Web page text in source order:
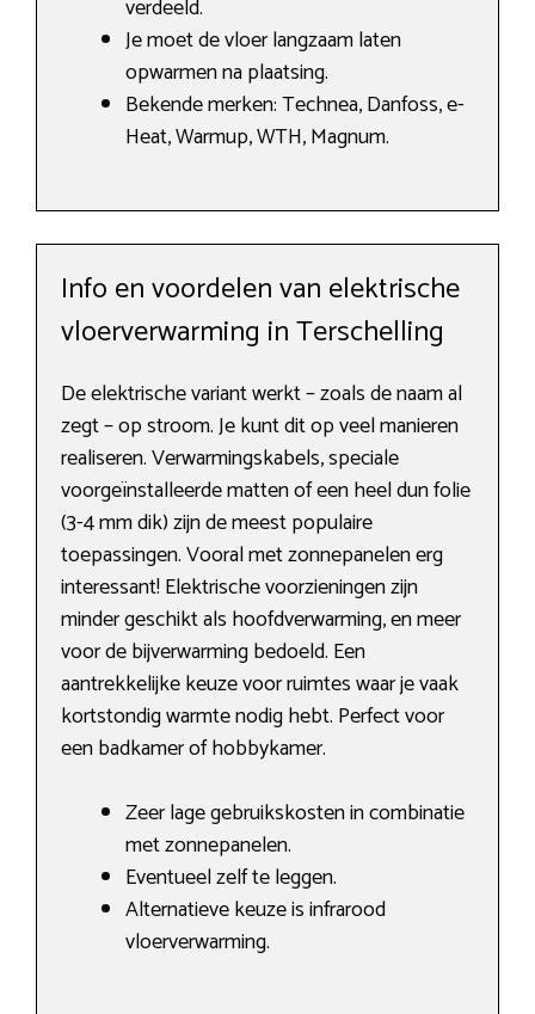
verdeeld.
Je moet de vloer langzaam laten
opwarmen na plaatsing.
Bekende merken: Technea, Danfoss, e-
Heat, Warmup, WTH, Magnum.
Info en voordelen van elektrische
vloerverwarming in Terschelling
De elektrische variant werkt – zoals de naam al
zegt – op stroom. Je kunt dit op veel manieren
realiseren. Verwarmingskabels, speciale
voorgeïnstalleerde matten of een heel dun folie
(3-4 mm dik) zijn de meest populaire
toepassingen. Vooral met zonnepanelen erg
interessant! Elektrische voorzieningen zijn
minder geschikt als hoofdverwarming, en meer
voor de bijverwarming bedoeld. Een
aantrekkelijke keuze voor ruimtes waar je vaak
kortstondig warmte nodig hebt. Perfect voor
een badkamer of hobbykamer.
Zeer lage gebruikskosten in combinatie
met zonnepanelen.
Eventueel zelf te leggen.
Alternatieve keuze is infrarood
vloerverwarming.